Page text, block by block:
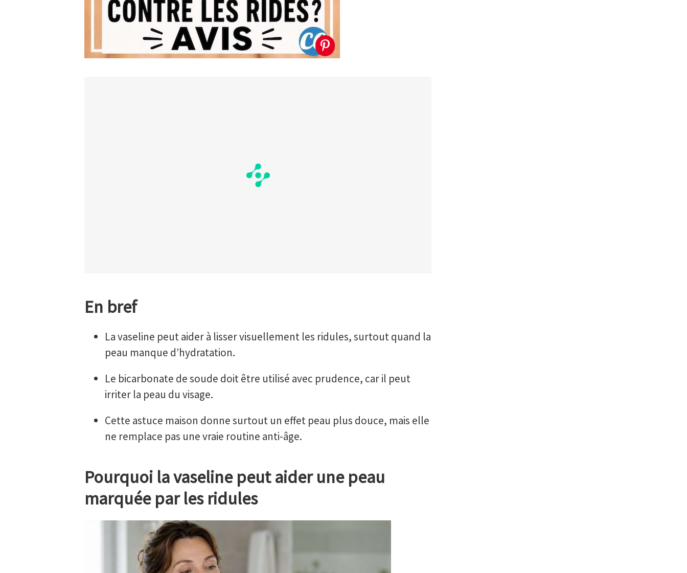
En bref
La vaseline peut aider à lisser visuellement les ridules, surtout quand la
peau manque d’hydratation.
Le bicarbonate de soude doit être utilisé avec prudence, car il peut
irriter la peau du visage.
Cette astuce maison donne surtout un effet peau plus douce, mais elle
ne remplace pas une vraie routine anti-âge.
Pourquoi la vaseline peut aider une peau
marquée par les ridules